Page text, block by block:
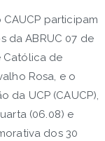
CAUCP participam
da ABRUC 07 de
Católica de
Rosa, e o
da UCP (CAUCP),
(06.08) e
dos 30